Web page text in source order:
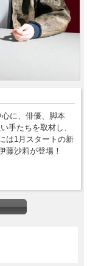
に、俳優、脚本
手たちを取材し、
は1月スタートの新
藤沙莉が登場！